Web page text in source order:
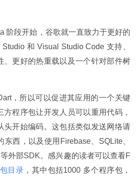
阶段开始，谷歌就一直致力于更好的
和 Visual Studio Code 支持、
、更好的热重载以及一个针对部件树
，所以可以促进其应用的一个关键
方程序包让开发人员可以重用代码，
头开始编码。这包括类似发送网络请
东西，以及使用Firebase、SQLite、
外部SDK。感兴趣的读者可以查看F
目录 ，其中包括1000 多个程序包，